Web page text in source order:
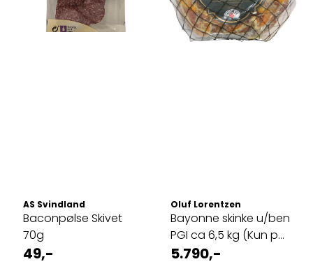
AS Svindland
Baconpølse Skivet
70g
49,-
Oluf Lorentzen
Bayonne skinke u/ben
PGI ca 6,5 kg (Kun på
bestilling)
5.790,-